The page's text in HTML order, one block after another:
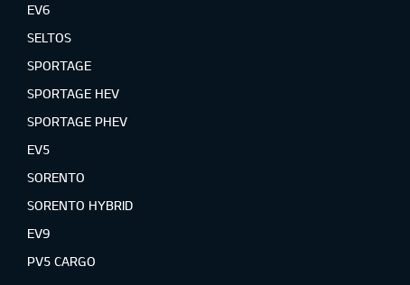
EV6
SELTOS
SPORTAGE
SPORTAGE HEV
SPORTAGE PHEV
EV5
SORENTO
SORENTO HYBRID
EV9
PV5 CARGO